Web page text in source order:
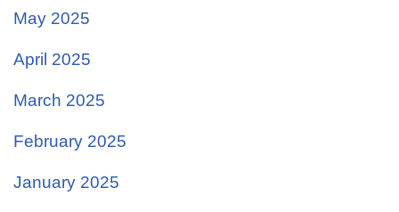
May 2025
April 2025
March 2025
February 2025
January 2025